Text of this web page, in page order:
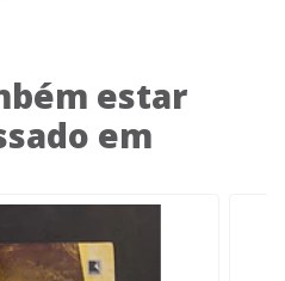
estar
em